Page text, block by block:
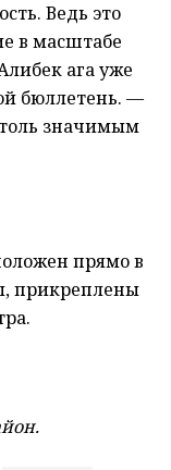
Ведь это
в масштабе
ага уже
бюллетень. —
значимым
прямо в
прикреплены